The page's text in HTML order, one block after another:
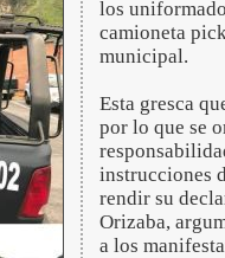
los
camioneta
municipal.
Esta gresca
por lo que se
instrucciones
rendir su
Orizaba,
a los